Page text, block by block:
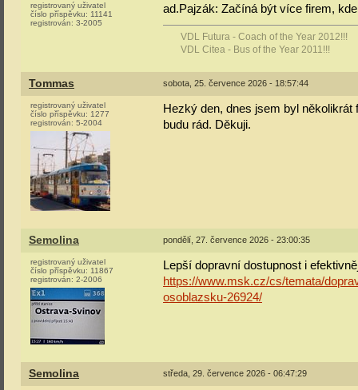
registrovaný uživatel
číslo příspěvku: 11141
registrován: 3-2005
ad.Pajzák: Začíná být více firem,
VDL Futura - Coach of the Year 2012!!!
VDL Citea - Bus of the Year 2011!!!
Tommas sobota, 25. července 2026 - 18:57:44
registrovaný uživatel
číslo příspěvku: 1277
registrován: 5-2004
Hezký den, dnes jsem byl
budu rád. Děkuji.
Semolina pondělí, 27. července 2026 - 23:00:35
registrovaný uživatel
číslo příspěvku: 11867
registrován: 2-2006
Lepší dopravní dostupnost i
https://www.msk.cz/cs/temata/
osoblazsku-26924/
Semolina středa, 29. července 2026 - 06:47:29